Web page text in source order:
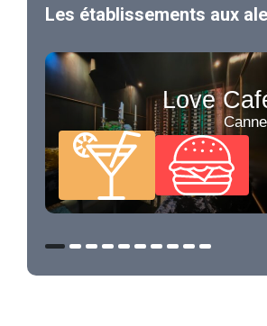
Les établissements aux
Love